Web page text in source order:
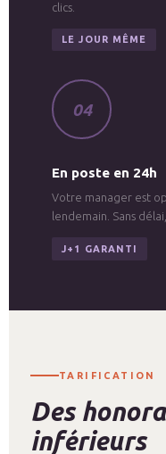
clics.
LE JOUR MÊME
04
En poste en 24h
Votre manager est
lendemain. Sans
J+1 GARANTI
TARIFICATION
Des
inférieurs